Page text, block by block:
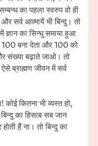
का पहला स्वरुप वो ही
सर्व आत्मायें भी बिन्दु। तो
ज्ञान का सिन्धु समाया हुआ
100 बना देता और 100 को
संख्या बढ़ाते जाओ। तो
ब्राह्मण जीवन में सर्व
कितना भी व्यस्त हो,
का हिसाब सब जान
हैं ना। तो बिन्दु का